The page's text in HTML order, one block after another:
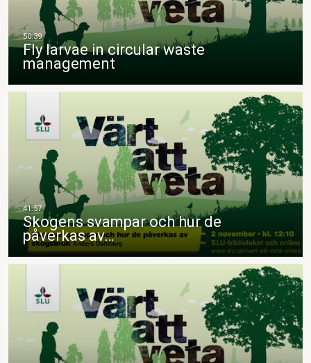
Fly larvae in circular waste
management
Skogens svampar och hur de
påverkas av…